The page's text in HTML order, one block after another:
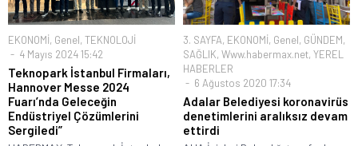
EKONOMİ, Genel, TEKNOLOJİ
4 Mayıs 2024 15:42
Teknopark İstanbul Firmaları,
Hannover Messe 2024
Fuarı’nda Geleceğin
Endüstriyel Çözümlerini
Sergiledi”
3. SAYFA, EKONOMİ, Genel, GÜNDEM,
SAĞLIK, Www.habermax.net, YEREL
HABERLER
6 Ağustos 2020 17:34
Adalar Belediyesi koronavirüs
denetimlerini aralıksız devam
ettirdi